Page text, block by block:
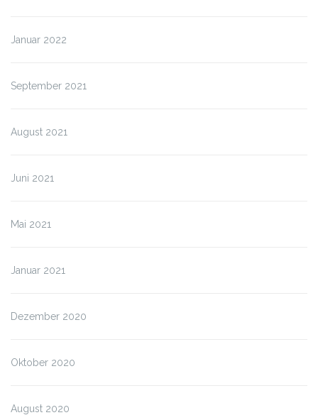
Januar 2022
September 2021
August 2021
Juni 2021
Mai 2021
Januar 2021
Dezember 2020
Oktober 2020
August 2020